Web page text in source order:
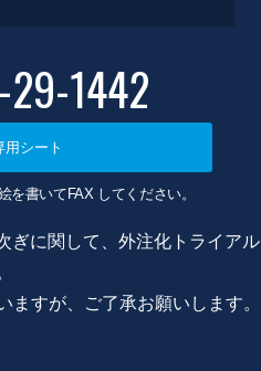
1442
用シート
を書いてFAX してください。
ぎに関して、外注化トライアル
ますが、ご了承お願いします。